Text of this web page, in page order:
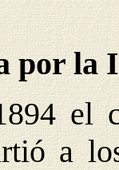
por la
el
a